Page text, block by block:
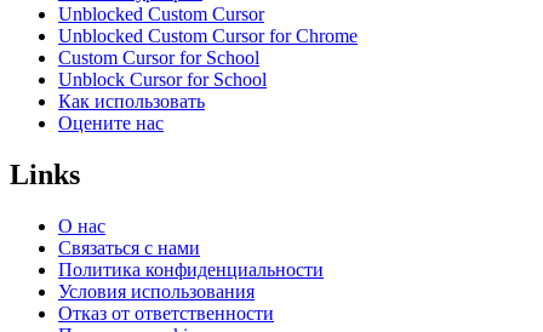
Unblocked Custom Cursor
Unblocked Custom Cursor for Chrome
Custom Cursor for School
Unblock Cursor for School
Как использовать
Оцените нас
Links
О нас
Связаться с нами
Политика конфиденциальности
Условия использования
Отказ от ответственности